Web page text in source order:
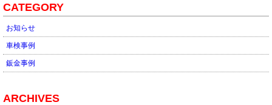
CATEGORY
お知らせ
車検事例
鈑金事例
ARCHIVES